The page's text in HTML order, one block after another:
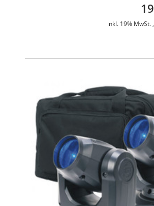
inkl. 19% MwSt. ,